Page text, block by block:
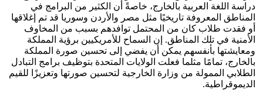
دراسة اللغة العربية بالخارج، خاصةً أن الكثير من البرامج في
المناطق المعروفة تاريخيًا مثل مصر والأردن وسوريا قد تم إغلاقها
أو فقدت طلاب كان من المحتمل توافدهم بسبب من المخاوف
الأمنية في تلك المناطق. إن السماح للأمريكيين برؤية المملكة
ومعايشتها بأنفسهم يمكن أن يفضي إلى تحسين صورة المملكة
بالخارج، تمامًا مثلما فعلت الولايات المتحدة بتوظيف برامج التبادل
الطلابي الممولة من وزارة الخارجية لتحسين صورتها وتعزيزًا للقيم
الديموقراطية.